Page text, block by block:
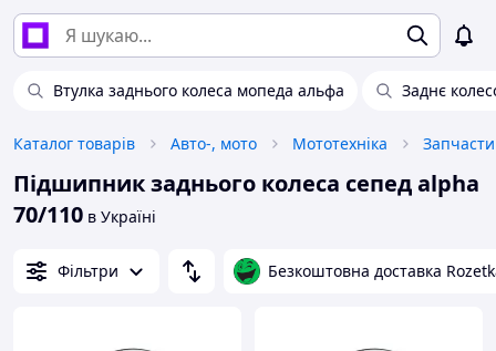
Втулка заднього колеса мопеда альфа Заднє
Каталог товарів Авто-, мото Мототехніка
Підшипник заднього колеса сепед alpha
70/110 в Україні
Фільтри Безкоштовна доставка